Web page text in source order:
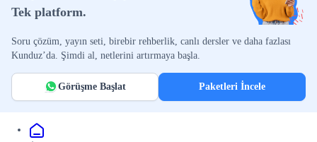
Tek platform.
Soru çözüm, yayın seti, birebir rehberlik, canlı dersler ve daha fazlası
Kunduz’da. Şimdi al, netlerini artırmaya başla.
Görüşme Başlat Paketleri İncele